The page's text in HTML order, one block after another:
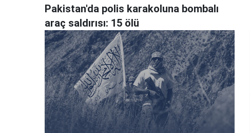
Pakistan'da polis karakoluna bombalı
araç saldırısı: 15 ölü